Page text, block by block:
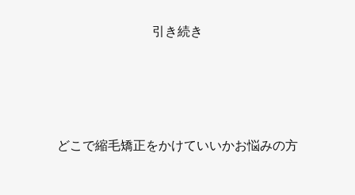
引き続き
どこで縮毛矯正をかけていいかお悩みの方